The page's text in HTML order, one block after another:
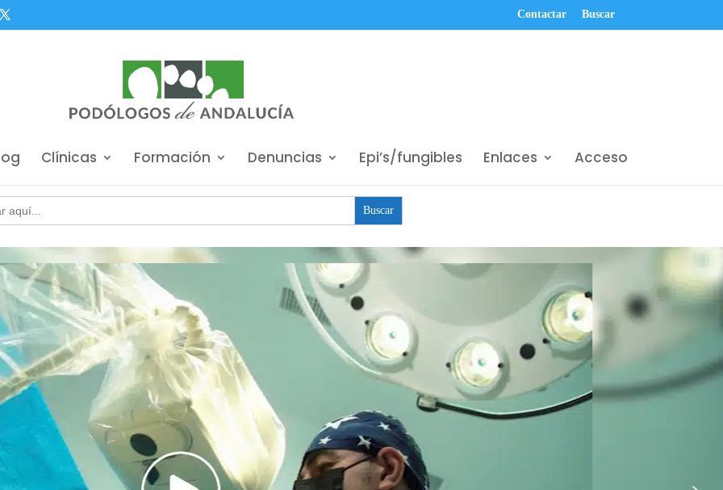
Contactar Buscar
Clínicas Formación Denuncias Epi’s/fungibles Enlaces Acceso